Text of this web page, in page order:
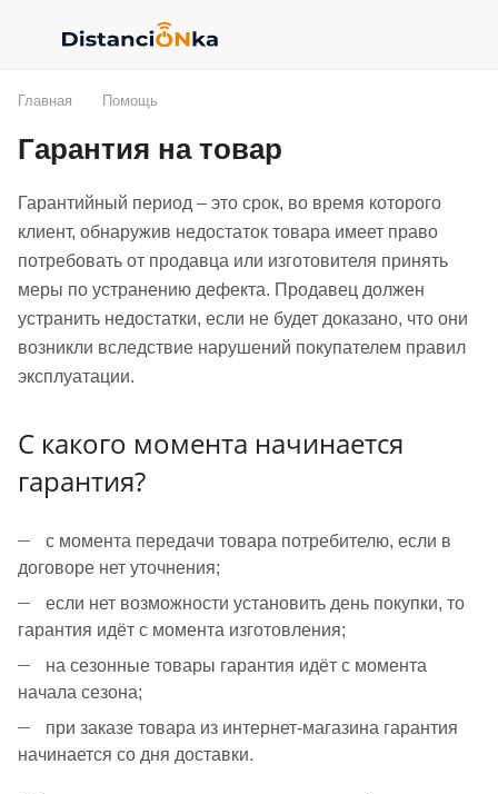
Главная Помощь
Гарантия на товар
Гарантийный период – это срок, во время которого
клиент, обнаружив недостаток товара имеет право
потребовать от продавца или изготовителя принять
меры по устранению дефекта. Продавец должен
устранить недостатки, если не будет доказано, что они
возникли вследствие нарушений покупателем правил
эксплуатации.
С какого момента начинается
гарантия?
с момента передачи товара потребителю, если в
договоре нет уточнения;
если нет возможности установить день покупки, то
гарантия идёт с момента изготовления;
на сезонные товары гарантия идёт с момента
начала сезона;
при заказе товара из интернет-магазина гарантия
начинается со дня доставки.